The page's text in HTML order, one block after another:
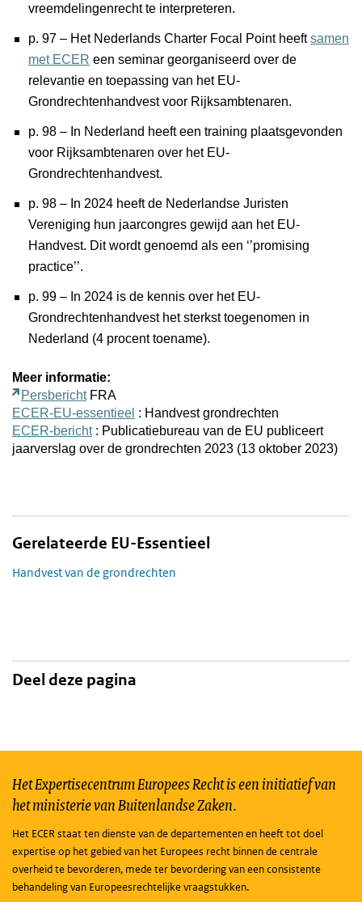
vreemdelingenrecht te interpreteren.
p. 97 – Het Nederlands Charter Focal Point heeftsamen
met ECER een seminar georganiseerd over de
relevantie en toepassing van het EU-
Grondrechtenhandvest voor Rijksambtenaren.
p. 98 – In Nederland heeft een training plaatsgevonden
voor Rijksambtenaren over het EU-
Grondrechtenhandvest.
p. 98 – In 2024 heeft de Nederlandse Juristen
Vereniging hun jaarcongres gewijd aan het EU-
Handvest. Dit wordt genoemd als een ‘’promising
practice’’.
p. 99 – In 2024 is de kennis over het EU-
Grondrechtenhandvest het sterkst toegenomen in
Nederland (4 procent toename).
Meer informatie:
PersberichtFRA
ECER-EU-essentieel : Handvest grondrechten
ECER-bericht : Publicatiebureau van de EU publiceert
jaarverslag over de grondrechten 2023 (13 oktober 2023)
Gerelateerde EU-Essentieel
Handvest van de grondrechten
Deel deze pagina
Het Expertisecentrum Europees Recht is een initiatief van
het ministerie van Buitenlandse Zaken.
Het ECER staat ten dienste van de departementen en heeft tot doel
expertise op het gebied van het Europees recht binnen de centrale
overheid te bevorderen, mede ter bevordering van een consistente
behandeling van Europeesrechtelijke vraagstukken.